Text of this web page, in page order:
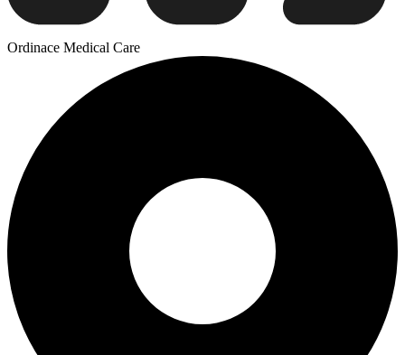
Ordinace Medical Care